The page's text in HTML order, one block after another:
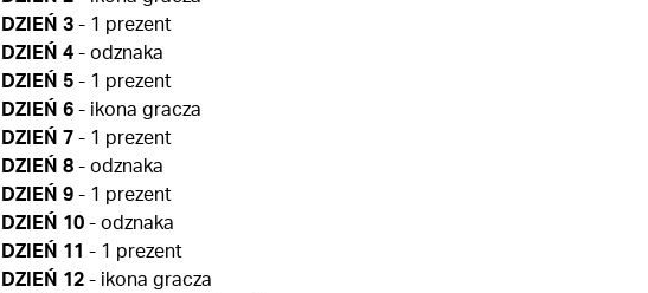
DZIEŃ 3- 1 prezent
DZIEŃ 4- odznaka
DZIEŃ 5- 1 prezent
DZIEŃ 6- ikona gracza
DZIEŃ 7- 1 prezent
DZIEŃ 8- odznaka
DZIEŃ 9- 1 prezent
DZIEŃ 10- odznaka
DZIEŃ 11 - 1 prezent
DZIEŃ 12- ikona gracza